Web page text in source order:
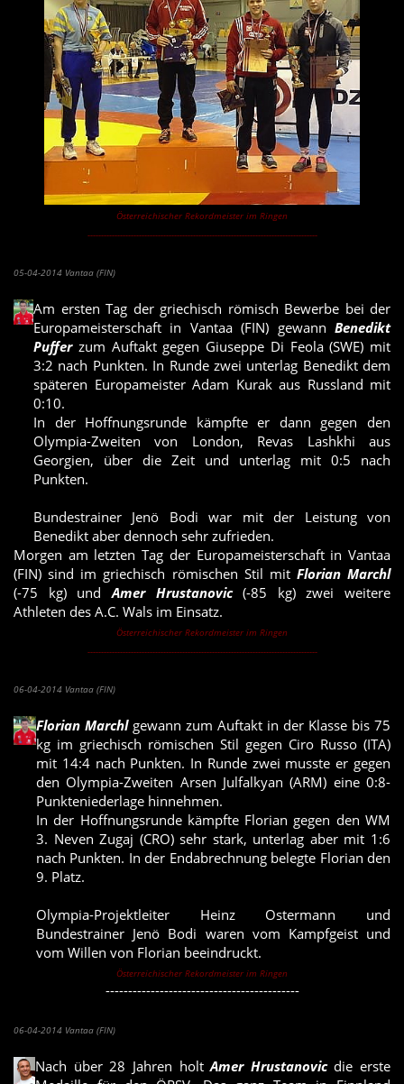
Österreichischer Rekordmeister im Ringen
-------------------------------------------------------------------------------------
05-04-2014 Vantaa (FIN)
Am ersten Tag der griechisch römisch Bewerbe bei der
Europameisterschaft in Vantaa (FIN) gewann Benedikt
Puffer zum Auftakt gegen Giuseppe Di Feola (SWE) mit
3:2 nach Punkten. In Runde zwei unterlag Benedikt dem
späteren Europameister Adam Kurak aus Russland mit
0:10.
In der Hoffnungsrunde kämpfte er dann gegen den
Olympia-Zweiten von London, Revas Lashkhi aus
Georgien, über die Zeit und unterlag mit 0:5 nach
Punkten.
Bundestrainer Jenö Bodi war mit der Leistung von
Benedikt aber dennoch sehr zufrieden.
Morgen am letzten Tag der Europameisterschaft in Vantaa
(FIN) sind im griechisch römischen Stil mit Florian Marchl
(-75 kg) undAmer Hrustanovic(-85 kg) zwei weitere
Athleten des A.C. Wals im Einsatz.
Österreichischer Rekordmeister im Ringen
-------------------------------------------------------------------------------------
06-04-2014 Vantaa (FIN)
Florian Marchlgewann zum Auftakt in der Klasse bis 75
kg im griechisch römischen Stil gegen Ciro Russo (ITA)
mit 14:4 nach Punkten. In Runde zwei musste er gegen
den Olympia-Zweiten Arsen Julfalkyan (ARM) eine 0:8-
Punkteniederlage hinnehmen.
In der Hoffnungsrunde kämpfte Florian gegen den WM
3. Neven Zugaj (CRO) sehr stark, unterlag aber mit 1:6
nach Punkten. In der Endabrechnung belegte Florian den
9. Platz.
Olympia-Projektleiter Heinz Ostermann und
Bundestrainer Jenö Bodi waren vom Kampfgeist und
vom Willen von Florian beeindruckt.
Österreichischer Rekordmeister im Ringen
-------------------------------------------
06-04-2014 Vantaa (FIN)
Nach über 28 Jahren holtAmer Hrustanovicdie erste